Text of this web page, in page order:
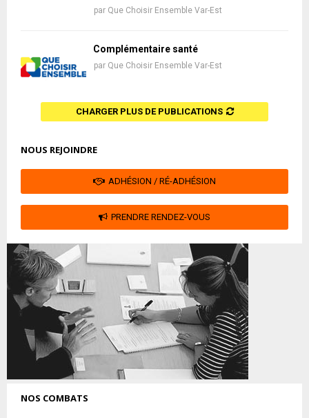
par Que Choisir Ensemble Var-Est
Complémentaire santé
par Que Choisir Ensemble Var-Est
CHARGER PLUS DE PUBLICATIONS
NOUS REJOINDRE
ADHÉSION / RÉ-ADHÉSION
PRENDRE RENDEZ-VOUS
NOS COMBATS